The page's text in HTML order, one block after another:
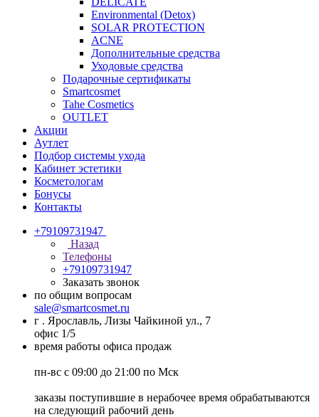
Environmental (Detox)
SOLAR PROTECTION
АCNE
Дополнительные средства
Уходовые средства
Подарочные сертификаты
Smartcosmet
Tahe Cosmetics
OUTLET
Акции
Аутлет
Подбор системы ухода
Кабинет эстетики
Косметологам
Бонусы
Контакты
+79109731947
Назад
Телефоны
+79109731947
Заказать звонок
по общим вопросам
sale@smartcosmet.ru
г . Ярославль, Лизы Чайкиной ул., 7
офис 1/5
время работы офиса продаж
пн-вс с 09:00 до 21:00 по Мск
заказы поступившие в нерабочее время обрабатываются
на следующий рабочий день